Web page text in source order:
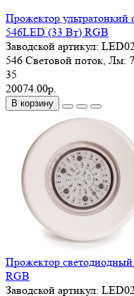
Прожектор
546LED (33 Вт) RGB
Заводской артикул:
546 Световой поток, Лм:
35
20074.00р.
В корзину
Прожектор
RGB
Заводской артикул: